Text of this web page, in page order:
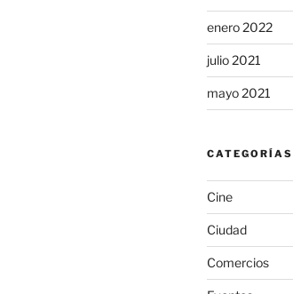
enero 2022
julio 2021
mayo 2021
CATEGORÍAS
Cine
Ciudad
Comercios